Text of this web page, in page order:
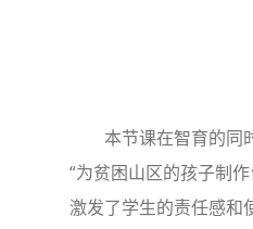
本节课在智育的同
“为贫困山区的孩子制作
激发了学生的责任感和